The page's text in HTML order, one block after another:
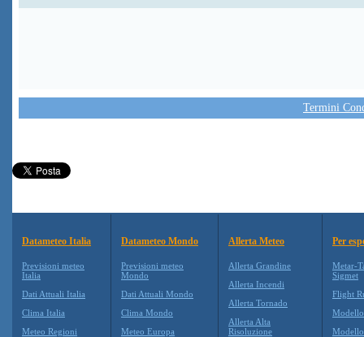
Termini
Datameteo Italia
Previsioni meteo
Italia
Dati Attuali Italia
Clima Italia
Meteo Regioni
Datameteo Mondo
Previsioni meteo
Mondo
Dati Attuali Mondo
Clima Mondo
Meteo Europa
Allerta Meteo
Allerta Grandine
Allerta Incendi
Allerta Tornado
Allerta Alta
Risoluzione
Per
Metar-
Sigmet
Flight